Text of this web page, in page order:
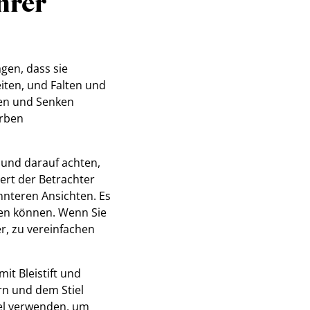
dass sie
und Falten und
und Senken
darauf achten,
der Betrachter
Ansichten. Es
können. Wenn Sie
zu vereinfachen
Bleistift und
und dem Stiel
verwenden, um